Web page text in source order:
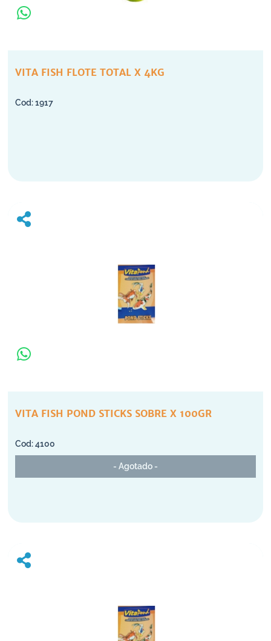
VITA FISH FLOTE TOTAL X 4KG
1917
VITA FISH POND STICKS SOBRE X 100GR
4100
- Agotado -